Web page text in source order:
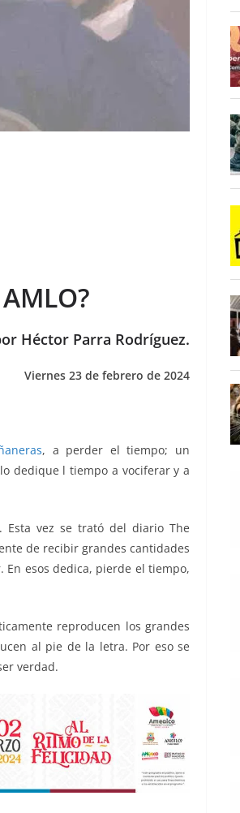
Héctor Parra Rodríguez.
Viernes 23 de febrero de 2024
, a perder el tiempo; un
dedique l tiempo a vociferar y a
Esta vez se trató del diario The
de recibir grandes cantidades
esos dedica, pierde el tiempo,
reproducen los grandes
al pie de la letra. Por eso se
verdad.